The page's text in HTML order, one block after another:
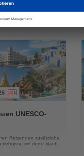
UNESCO-
Reisenden zusätzliche
mit dem Urlaub